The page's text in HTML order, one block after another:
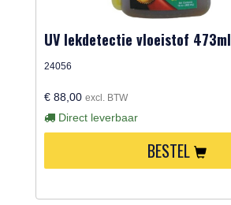
UV lekdetectie vloeistof 473ml
24056
€ 88,00 excl. BTW
Direct leverbaar
BESTEL